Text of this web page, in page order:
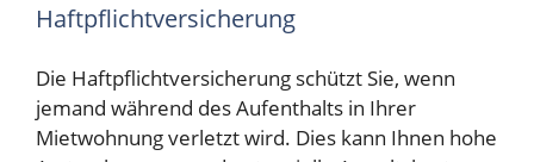
Haftpflichtversicherung
Die Haftpflichtversicherung schützt Sie, wenn
jemand während des Aufenthalts in Ihrer
Mietwohnung verletzt wird. Dies kann Ihnen hohe